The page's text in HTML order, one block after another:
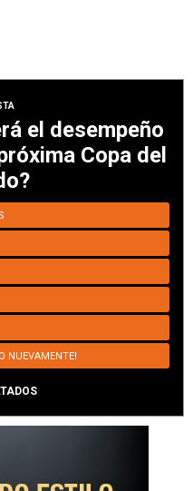
el desempeño
Copa del
NUEVAMENTE!